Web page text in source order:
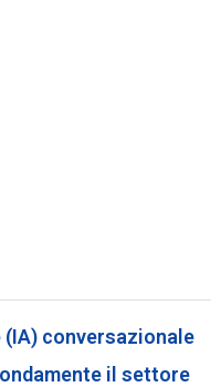
conversazionale
il settore